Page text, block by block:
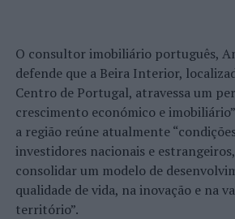
que lhes traz ainda mais bagagem e
competitivos. Pela nossa parte,
procurar o melhor resultado
o registo nas passadas competições
além disso, há o grande objetivo de
geração para o Torneio WEVZA de
novidade] em janeiro de 2024, que
de apuramento para o Europeu da
O consultor imobiliário português,
defende que a Beira Interior,
Centro de Portugal, atravessa um
crescimento económico e
a região reúne atualmente
investidores nacionais e
consolidar um modelo de
qualidade de vida, na inovação e na
território”.